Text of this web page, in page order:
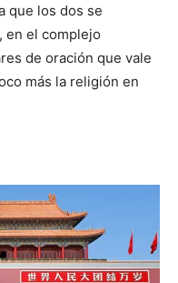
que los dos se
en el complejo
de oración que vale
más la religión en